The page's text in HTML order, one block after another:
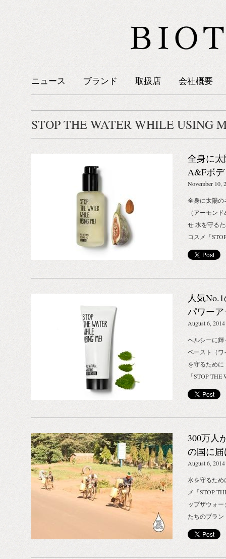
ニュース ブランド 取扱店 会社概要
STOP THE WATER WHILE USING
全身に
A&Fボ
フィグ）
THE
November 10,
全身に太陽
（アーモン
せ 水を守る
コスメ「
（ストップ
ー！）から
ミン豊富な
ボディのエ
力でストレ
もオススメ
す。 ふわり
陽のキスを
きます。
発売日：
アーモンドと
タミン豊富な
でストレッチ
おすすめのオ
ミンE、肌を
寿の果物とも
高める。 （
策、エイジ
ヤシ ）豊富
日焼け対策
セラミドを
人気
パワー
発売！
USING
August 6, 2014
ヘルシーに
ペースト（ワ
を守るため
「STOP
プザウォー
タルケアア
イルドミン
て！」と節
コでウィッ
ズ人気No.1
ムを配合。
ントの爽や
わります。
用をもつハ
き締め、歯と
300万人
の国に届
August 6, 2014
水を守るため
メ「STOP
ップザウォ
たちのブラン
トしてから
丸2年が経過